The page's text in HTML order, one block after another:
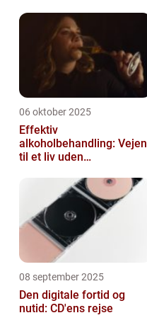
06 oktober 2025
Effektiv
alkoholbehandling: Vejen
til et liv uden
08 september 2025
Den digitale fortid og
nutid: CD'ens rejse